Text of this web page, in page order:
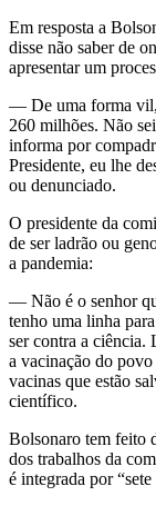
Em resposta a
disse não saber de
apresentar um
— De uma forma vil,
260 milhões. Não
informa por
Presidente, eu lhe
ou denunciado.
O presidente da
de ser ladrão ou
a pandemia:
— Não é o senhor
tenho uma linha
ser contra a ciência.
a vacinação do
vacinas que estão
científico.
Bolsonaro tem feito
dos trabalhos da
é integrada por